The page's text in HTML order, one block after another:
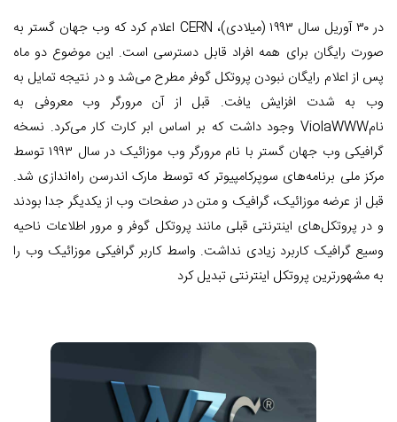
در ۳۰ آوریل سال ۱۹۹۳ (میلادی)، CERN اعلام کرد که وب جهان گستر به
صورت رایگان برای همه افراد قابل دسترسی است. این موضوع دو ماه
پس از اعلام رایگان نبودن پروتکل گوفر مطرح می‌شد و در نتیجه تمایل به
وب به شدت افزایش یافت. قبل از آن مرورگر وب معروفی به
نامViolaWWW وجود داشت که بر اساس ابر کارت کار می‌کرد. نسخه
گرافیکی وب جهان گستر با نام مرورگر وب موزائیک در سال ۱۹۹۳ توسط
مرکز ملی برنامه‌های سوپرکامپیوتر که توسط مارک اندرسن راه‌اندازی شد.
قبل از عرضه موزائیک، گرافیک و متن در صفحات وب از یکدیگر جدا بودند
و در پروتکل‌های اینترنتی قبلی مانند پروتکل گوفر و مرور اطلاعات ناحیه
وسیع گرافیک کاربرد زیادی نداشت. واسط کاربر گرافیکی موزائیک وب را
به مشهورترین پروتکل اینترنتی تبدیل کرد